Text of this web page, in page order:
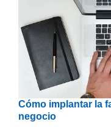
Cómo implantar la
negocio